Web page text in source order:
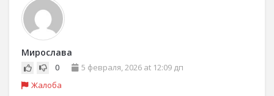
Мирослава
0
5 февраля, 2026 at 12:09 дп
Жалоба